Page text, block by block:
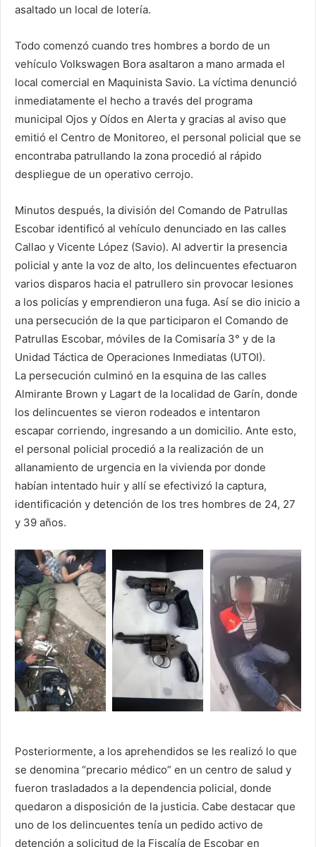
asaltado un local de lotería.
Todo comenzó cuando tres hombres a bordo de un
vehículo Volkswagen Bora asaltaron a mano armada el
local comercial en Maquinista Savio. La víctima denunció
inmediatamente el hecho a través del programa
municipal Ojos y Oídos en Alerta y gracias al aviso que
emitió el Centro de Monitoreo, el personal policial que se
encontraba patrullando la zona procedió al rápido
despliegue de un operativo cerrojo.
Minutos después, la división del Comando de Patrullas
Escobar identificó al vehículo denunciado en las calles
Callao y Vicente López (Savio). Al advertir la presencia
policial y ante la voz de alto, los delincuentes efectuaron
varios disparos hacia el patrullero sin provocar lesiones
a los policías y emprendieron una fuga. Así se dio inicio a
una persecución de la que participaron el Comando de
Patrullas Escobar, móviles de la Comisaría 3° y de la
Unidad Táctica de Operaciones Inmediatas (UTOI).
La persecución culminó en la esquina de las calles
Almirante Brown y Lagart de la localidad de Garín, donde
los delincuentes se vieron rodeados e intentaron
escapar corriendo, ingresando a un domicilio. Ante esto,
el personal policial procedió a la realización de un
allanamiento de urgencia en la vivienda por donde
habían intentado huir y allí se efectivizó la captura,
identificación y detención de los tres hombres de 24, 27
y 39 años.
Posteriormente, a los aprehendidos se les realizó lo que
se denomina “precario médico” en un centro de salud y
fueron trasladados a la dependencia policial, donde
quedaron a disposición de la justicia. Cabe destacar que
uno de los delincuentes tenía un pedido activo de
detención a solicitud de la Fiscalía de Escobar en